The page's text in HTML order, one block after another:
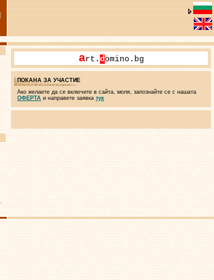
art. domino.bg
ПОКАНА ЗА УЧАСТИЕ
Ако желаете да се включите в сайта, моля, запознайте се с нашата
ОФЕРТА и направете заявка тук